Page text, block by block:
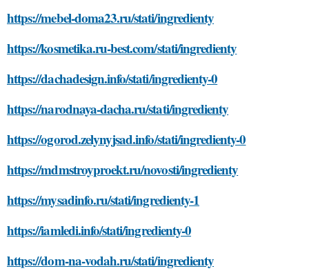
https://mebel-doma23.ru/stati/ingredienty
https://kosmetika.ru-best.com/stati/ingredienty
https://dachadesign.info/stati/ingredienty-0
https://narodnaya-dacha.ru/stati/ingredienty
https://ogorod.zelynyjsad.info/stati/ingredienty-0
https://mdmstroyproekt.ru/novosti/ingredienty
https://mysadinfo.ru/stati/ingredienty-1
https://iamledi.info/stati/ingredienty-0
https://dom-na-vodah.ru/stati/ingredienty